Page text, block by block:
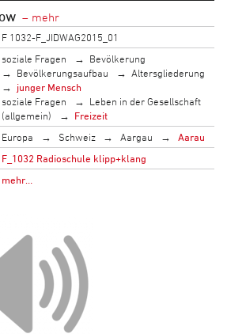
F 1032-F_JIDWAG2015_01
soziale Fragen
Bevölkerung
Bevölkerungsaufbau
Altersgliederung
junger Mensch
soziale Fragen
Leben in der Gesellschaft
(allgemein)
Freizeit
Europa Schweiz Aargau
Aarau
F_1032 Radioschule klipp+klang
mehr…